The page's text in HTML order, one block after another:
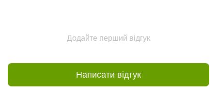
Додайте перший відгук
Написати відгук